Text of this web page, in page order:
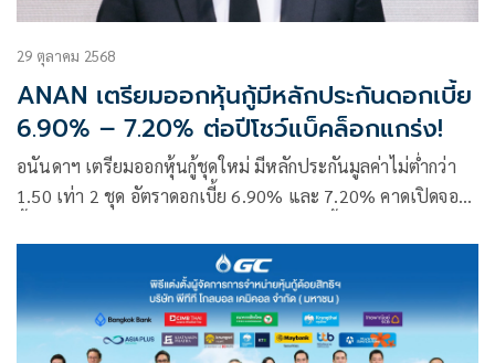
29 ตุลาคม 2568
ANAN เตรียมออกหุ้นกู้มีหลักประกันดอกเบี้ย
6.90% – 7.20% ต่อปีโชว์แบ็คล็อกแกร่ง!
อนันดาฯ เตรียมออกหุ้นกู้ชุดใหม่ มีหลักประกันมูลค่าไม่ต่ำกว่า
1.50 เท่า 2 ชุด อัตราดอกเบี้ย 6.90% และ 7.20% คาดเปิดจอง
7,481 ล้านบาท ทยอยรับรู้รายได้ต่อเนื่องถึงปี 2569 มั่นใจ
ศักยภาพในการชำระคืนหุ้นกู้